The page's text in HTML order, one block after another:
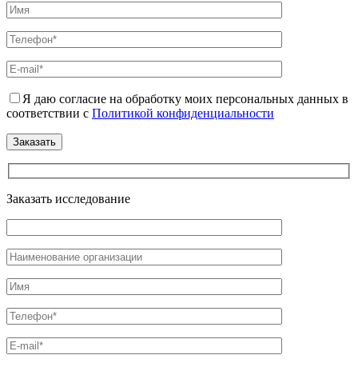
Я даю согласие на обработку моих персональных данных в
соответствии с Политикой конфиденциальности
Заказать исследование